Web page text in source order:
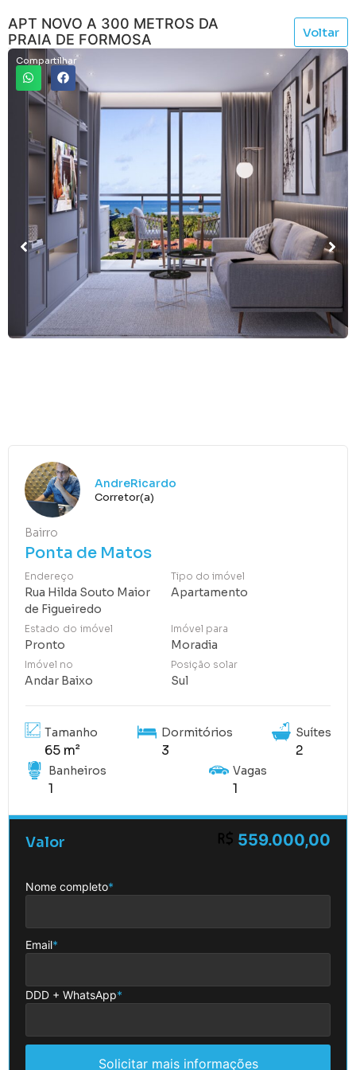
APT NOVO A 300 METROS DA
PRAIA DE FORMOSA
Voltar
Compartilhar
AndreRicardo
Corretor(a)
Bairro
Ponta de Matos
Endereço
Rua Hilda Souto Maior
de Figueiredo
Tipo do imóvel
Apartamento
Estado do imóvel
Pronto
Imóvel para
Moradia
Imóvel no
Andar Baixo
Posição solar
Sul
Tamanho
65 m²
Dormitórios
3
Suítes
2
Banheiros
1
Vagas
1
Valor 559.000,00
Nome completo*
Email*
DDD + WhatsApp*
Solicitar mais informações